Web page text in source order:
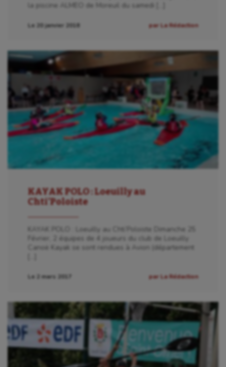
Patinage artistique
Pétanque
Plongée
Randonnée / Marche
Roller-derby
Sarbacane
Sauvetage sportif
Sport handicap
Sport santé
Sport-santé
Tir
Ultimate frisbee
UNSS
Voile
la piscine ALMEO de Moreuil du samedi […]
Le 20 janvier 2018 par La Rédaction
KAYAK POLO : Loeuilly au
Chti’Poloiste
KAYAK POLO : Loeuilly au Chti’Poloiste Dimanche 25
Février, 2 équipes de 4 joueurs du club de Loeuilly
Canoë Kayak se sont rendues à Avion (département
Le 2 mars 2017 par La Rédaction